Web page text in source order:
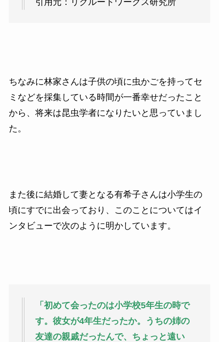
引用元：リクルートワークス研究所
ちなみに林家さんは子供の頃に虫かごを持ってセ
ミなどを採集している時間が一番幸せだったこと
から、将来は昆虫学者になりたいと思っていまし
た。
また後に結婚して妻となる有希子さんは小学生の
頃にすでに出会っており、このことについてはイ
ンタビューで次のように明かしています。
「初めて会ったのは小学校5年生の時で
す。彼女が4年生だったか。うちの姉の
友達の親戚だったんで、ちょっと遠い